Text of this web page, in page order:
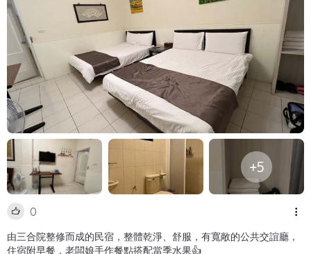
+5
0
由三合院整修而成的民宿，整體乾淨、舒服，有寬敞的公共交誼廳，
住宿附早餐，老闆娘手作餐點搭配當季水果👍